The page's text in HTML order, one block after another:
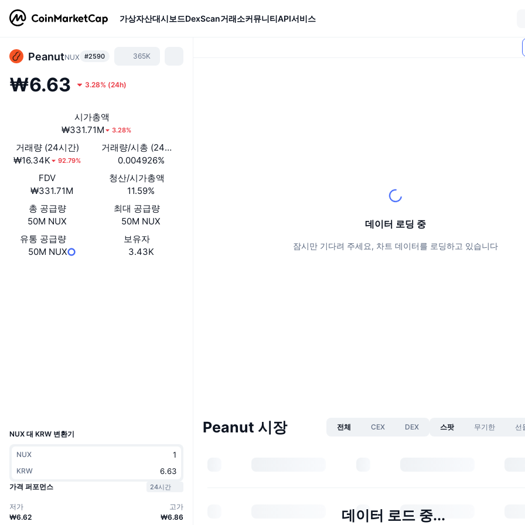
가상자산대시보드DexScan거래소커뮤니티API서비스
PeanutNUX #2590 365K
₩6.63 3.28% (24h)
시가총액
₩331.71M
3.28%
거래량 (24시간)
₩16.34K
92.79%
거래량/시총 (24시간)
0.004926%
FDV
₩331.71M
청산/시가총액
11.59%
총 공급량
50M NUX
최대 공급량
50M NUX
유통 공급량
50M NUX
보유자
3.43K
NUX 대 KRW 변환기
NUX
KRW
가격 퍼포먼스
24시간
저가
₩6.62
고가
₩6.86
데이터 로딩 중
잠시만 기다려 주세요, 차트 데이터를 로딩하고 있습니다
Peanut 시장 전체 CEX DEX 스팟 무기한 선
데이터 로드 중...